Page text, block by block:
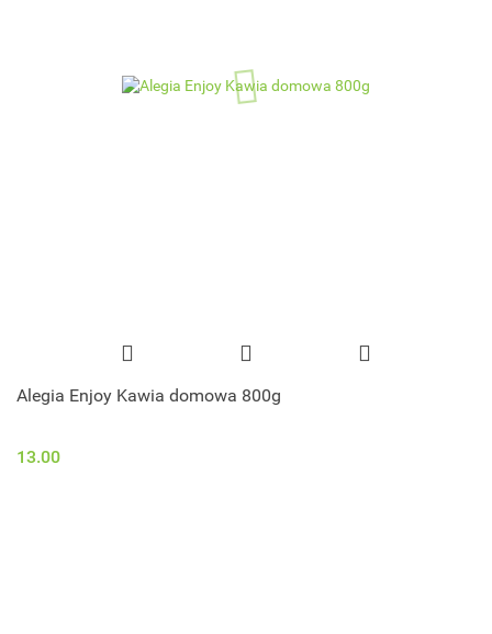
Alegia Enjoy Kawia domowa 800g
13.00